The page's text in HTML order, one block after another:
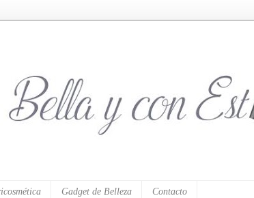
Gadget de Belleza Contacto